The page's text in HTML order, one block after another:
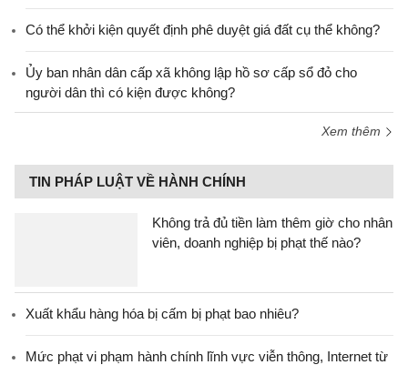
Có thể khởi kiện quyết định phê duyệt giá đất cụ thể không?
Ủy ban nhân dân cấp xã không lập hồ sơ cấp sổ đỏ cho
người dân thì có kiện được không?
Xem thêm
TIN PHÁP LUẬT VỀ HÀNH CHÍNH
Không trả đủ tiền làm thêm giờ cho nhân
viên, doanh nghiệp bị phạt thế nào?
Xuất khẩu hàng hóa bị cấm bị phạt bao nhiêu?
Mức phạt vi phạm hành chính lĩnh vực viễn thông, Internet từ